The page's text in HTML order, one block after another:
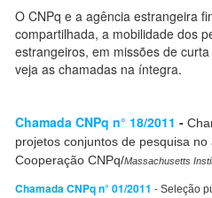
O CNPq e a agência estrangeira
compartilhada, a mobilidade dos
estrangeiros, em missões de
veja as chamadas na íntegra.
Chamada CNPq n° 18/2011 -
projetos conjuntos de pesquisa
Cooperação CNPq/Massachusetts
Chamada CNPq n° 01/2011 - Seleção